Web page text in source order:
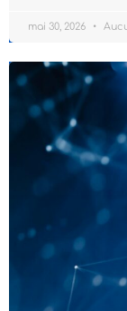
mai 30, 2026